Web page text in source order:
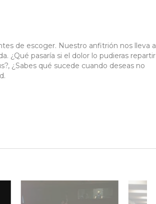
de escoger. Nuestro anfitrión nos lleva a
¿Qué pasaría si el dolor lo pudieras repartir
¿Sabes qué sucede cuando deseas no